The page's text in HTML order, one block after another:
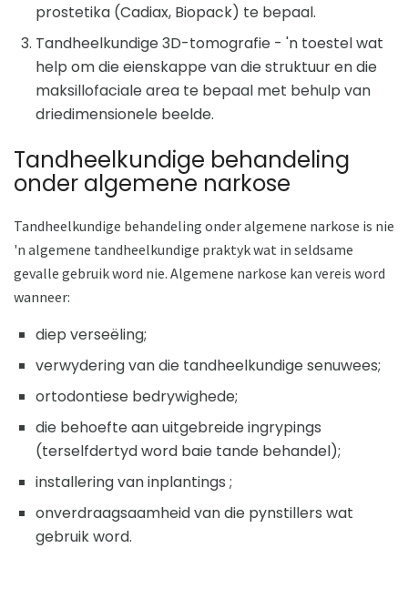
prostetika (Cadiax, Biopack) te bepaal.
Tandheelkundige 3D-tomografie - 'n toestel wat
help om die eienskappe van die struktuur en die
maksillofaciale area te bepaal met behulp van
driedimensionele beelde.
Tandheelkundige behandeling
onder algemene narkose
Tandheelkundige behandeling onder algemene narkose is nie
'n algemene tandheelkundige praktyk wat in seldsame
gevalle gebruik word nie. Algemene narkose kan vereis word
wanneer:
diep verseëling;
verwydering van die tandheelkundige senuwees;
ortodontiese bedrywighede;
die behoefte aan uitgebreide ingrypings
(terselfdertyd word baie tande behandel);
installering van inplantings ;
onverdraagsaamheid van die pynstillers wat
gebruik word.